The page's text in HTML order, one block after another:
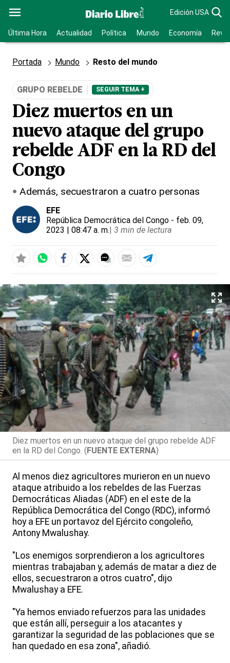
Edición USA
Última Hora Actualidad Política Mundo Economía
Portada Mundo Resto del mundo
GRUPO REBELDE SEGUIR TEMA +
Diez muertos en un
nuevo ataque del grupo
rebelde ADF en la RD del
Congo
Además, secuestraron a cuatro personas
EFE
República Democrática del Congo - feb. 09,
2023 | 08:47 a. m.| 3 min de lectura
Diez muertos en un nuevo ataque del grupo rebelde ADF
en la RD del Congo. (FUENTE EXTERNA)
Al menos diez agricultores murieron en un nuevo
ataque atribuido a los rebeldes de las Fuerzas
Democráticas Aliadas (ADF) en el este de la
República Democrática del Congo (RDC), informó
hoy a EFE un portavoz del Ejército congoleño,
Antony Mwalushay.
"Los enemigos sorprendieron a los agricultores
mientras trabajaban y, además de matar a diez de
ellos, secuestraron a otros cuatro", dijo
Mwalushay a EFE.
"Ya hemos enviado refuerzos para las unidades
que están allí, perseguir a los atacantes y
garantizar la seguridad de las poblaciones que se
han quedado en esa zona", añadió.